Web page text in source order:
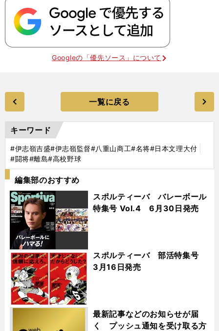
Googleの「優先ソース」について
一覧に戻る
キーワード
#伊志嶺吉盛#伊志嶺監督#八重山商工#名将#日本文理大付
#闘将#離島#高校野球
編集部のおすすめ
スポルティーバ バレーボール
特集号 Vol.4 6月30日発売
スポルティーバ 部活特集号
3月16日発売
最新記事などのお知らせが届
く プッシュ通知を受け取る方